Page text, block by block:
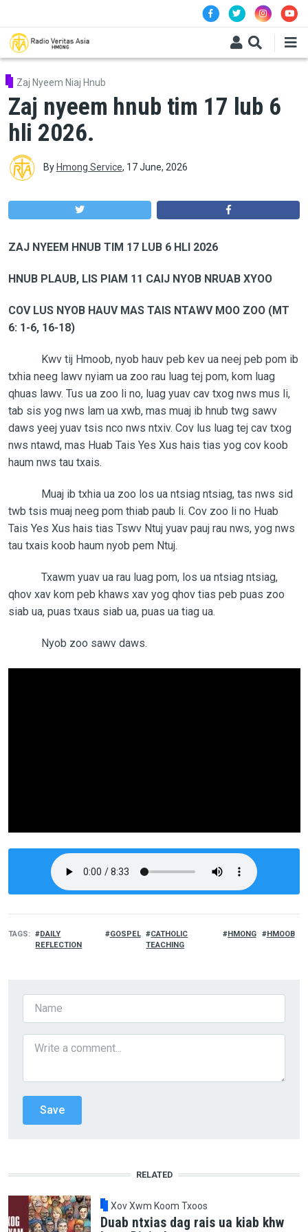
Zaj Nyeem Niaj Hnub
Zaj nyeem hnub tim 17 lub 6
hli 2026.
By Hmong Service, 17 June, 2026
ZAJ NYEEM HNUB TIM 17 LUB 6 HLI 2026
HNUB PLAUB, LIS PIAM 11 CAIJ NYOB NRUAB XYOO
COV LUS NYOB HAUV MAS TAIS NTAWV MOO ZOO (MT
6: 1-6, 16-18)
Kwv tij Hmoob, nyob hauv peb kev ua neej peb pom ib
txhia neeg lawv nyiam ua zoo rau luag tej pom, kom luag
qhuas lawv. Tus ua zoo li no, luag yuav cav txog nws mus li,
tab sis yog nws lam ua xwb, mas muaj ib hnub twg sawv
daws yeej yuav tsis nco nws ntxiv. Cov lus luag tej cav txog
nws ntawd, mas Huab Tais Yes Xus hais tias yog cov koob
haum nws tau txais.
Muaj ib txhia ua zoo los ua ntsiag ntsiag, tas nws sid
twb tsis muaj neeg pom thiab paub li. Cov zoo li no Huab
Tais Yes Xus hais tias Tswv Ntuj yuav pauj rau nws, yog nws
tau txais koob haum nyob pem Ntuj.
Txawm yuav ua rau luag pom, los ua ntsiag ntsiag,
qhov xav kom peb khaws xav yog qhov tias peb puas zoo
siab ua, puas txaus siab ua, puas ua tiag ua.
Nyob zoo sawv daws.
TAGS
DAILY
REFLECTION
GOSPEL
CATHOLIC
TEACHING
HMONG HMOOB
RELATED
Xov Xwm Koom Txoos
Duab ntxias dag rais ua kiab khw